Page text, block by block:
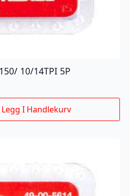
10/14TPI 5P
Legg I Handlekurv